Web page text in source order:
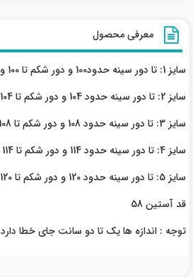
معرفی محصول
سایز 1: تا دور سینه حدود100 و دور شکم تا 100 و دور بازو 36 و قد کار : 70
سایز 2: تا دور سینه حدود 104 و دور شکم تا 104 و دور بازو 36 و قد کار : 72
سایز 3: تا دور سینه حدود 108 و دور شکم تا 108 و دور بازو 38 و قد کار : 72
سایز 4: تا دور سینه حدود 114 و دور شکم تا 114 و دور بازو 40 و قد کار : 72
سایز 5: تا دور سینه حدود 120 و دور شکم تا 120و دور بازو 42 و قد کار : 72
قد آستین 58
توجه : اندازه ها یک تا دو سانت جای خطا دارد